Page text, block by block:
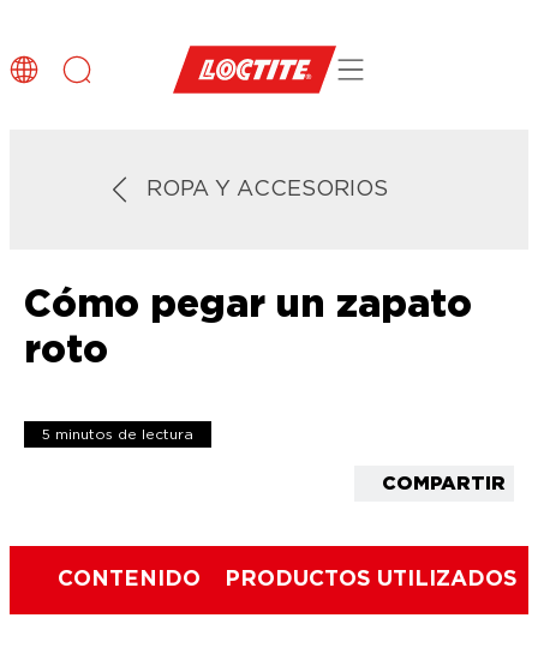
ROPA Y ACCESORIOS
Cómo pegar un zapato
roto
5 minutos de lectura
COMPARTIR
CONTENIDO PRODUCTOS UTILIZADOS